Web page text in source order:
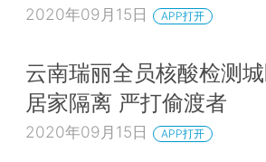
2020年09月15日 APP打开
云南瑞丽全员核酸检测
居家隔离 严打偷渡者
2020年09月15日 APP打开